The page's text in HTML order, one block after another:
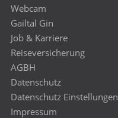
Webcam
Gailtal Gin
Job & Karriere
Reiseversicherung
AGBH
Datenschutz
Datenschutz Einstellungen
Impressum